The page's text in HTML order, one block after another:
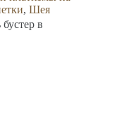
, Шея
в